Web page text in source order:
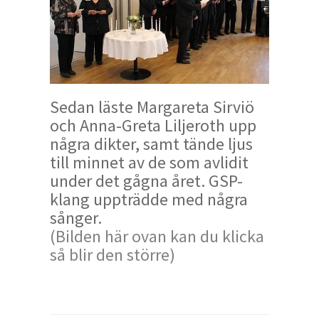
Sedan läste Margareta Sirviö
och Anna-Greta Liljeroth upp
några dikter, samt tände ljus
till minnet av de som avlidit
under det gågna året. GSP-
klang uppträdde med några
sånger.
(Bilden här ovan kan du klicka
så blir den större)